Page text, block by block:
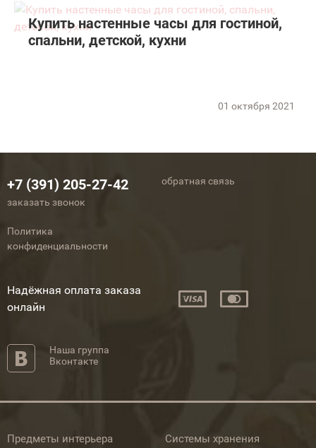
Купить настенные часы для гостиной,
спальни, детской, кухни
01 октября 2021
+7 (391) 205-27-42
заказать звонок
обратная связь
Политика
конфиденциальности
Надёжная оплата заказа
онлайн
Наша группа
Вконтакте
Предметы интерьера Системы хранения